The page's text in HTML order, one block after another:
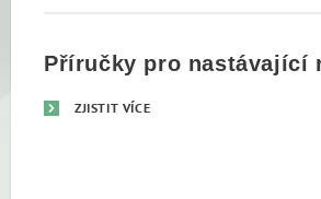
Příručky pro nastávající
ZJISTIT VÍCE